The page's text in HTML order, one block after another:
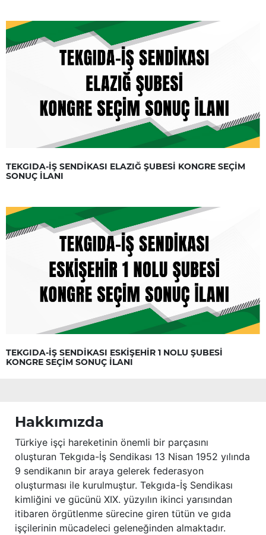
TEKGIDA-İŞ SENDİKASI ELAZIĞ ŞUBESİ KONGRE SEÇİM
SONUÇ İLANI
TEKGIDA-İŞ SENDİKASI ESKİŞEHİR 1 NOLU ŞUBESİ
KONGRE SEÇİM SONUÇ İLANI
Hakkımızda
Türkiye işçi hareketinin önemli bir parçasını
oluşturan Tekgıda-İş Sendikası 13 Nisan 1952 yılında
9 sendikanın bir araya gelerek federasyon
oluşturması ile kurulmuştur. Tekgıda-İş Sendikası
kimliğini ve gücünü XIX. yüzyılın ikinci yarısından
itibaren örgütlenme sürecine giren tütün ve gıda
işçilerinin mücadeleci geleneğinden almaktadır.